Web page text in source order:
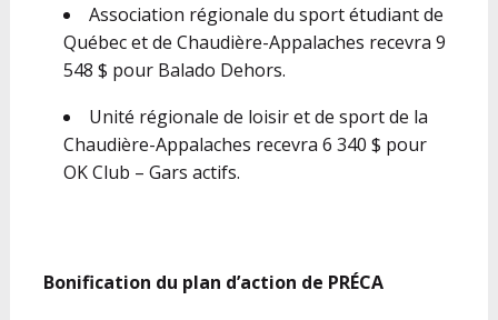
Association régionale du sport étudiant de
Québec et de Chaudière-Appalaches recevra 9
548 $ pour Balado Dehors.
Unité régionale de loisir et de sport de la
Chaudière-Appalaches recevra 6 340 $ pour
OK Club – Gars actifs.
Bonification du plan d’action de PRÉCA